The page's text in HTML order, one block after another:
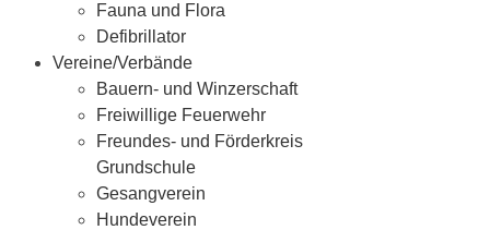
Fauna und Flora
Defibrillator
Vereine/Verbände
Bauern- und Winzerschaft
Freiwillige Feuerwehr
Freundes- und Förderkreis
Grundschule
Gesangverein
Hundeverein